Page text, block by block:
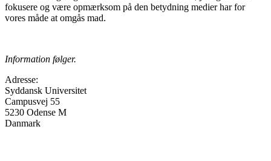
fokusere og være opmærksom på den betydning medier har for
vores måde at omgås mad.
Information følger.
Adresse:
Syddansk Universitet
Campusvej 55
5230 Odense M
Danmark